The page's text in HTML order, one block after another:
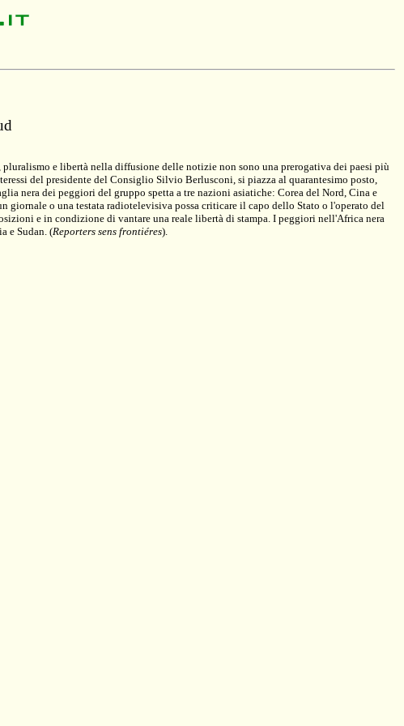
e libertà nella diffusione delle notizie non sono una prerogativa dei paesi più
del presidente del Consiglio Silvio Berlusconi, si piazza al quarantesimo posto,
nera dei peggiori del gruppo spetta a tre nazioni asiatiche: Corea del Nord, Cina e
giornale o una testata radiotelevisiva possa criticare il capo dello Stato o l'operato del
e in condizione di vantare una reale libertà di stampa. I peggiori nell'Africa nera
e Sudan. (Reporters sens frontiéres).